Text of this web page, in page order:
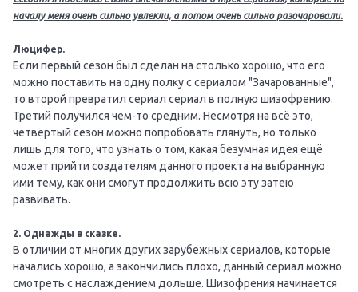
началу меня очень сильно увлекли, а потом очень сильно разочаровали.
Люцифер.
Если первый сезон был сделан на столько хорошо, что его
можно поставить на одну полку с сериалом "Зачарованные",
то второй превратил сериал сериал в полную шизофрению.
Третий получился чем-то средним. Несмотря на всё это,
четвёртый сезон можно попробовать глянуть, но только
лишь для того, что узнать о том, какая безумная идея ещё
может прийти создателям данного проекта на выбранную
ими тему, как они смогут продолжить всю эту затею
развивать.
2. Однажды в сказке.
В отличии от многих других зарубежных сериалов, которые
начались хорошо, а закончились плохо, данный сериал можно
смотреть с наслаждением дольше. Шизофрения начинается